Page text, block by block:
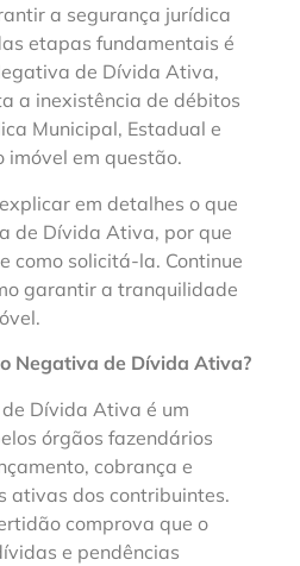
a segurança jurídica
etapas fundamentais é
de Dívida Ativa,
a inexistência de débitos
Municipal, Estadual e
imóvel em questão.
em detalhes o que
de Dívida Ativa, por que
como solicitá-la. Continue
garantir a tranquilidade
Negativa de Dívida Ativa?
Dívida Ativa é um
órgãos fazendários
cobrança e
ativas dos contribuintes.
comprova que o
e pendências